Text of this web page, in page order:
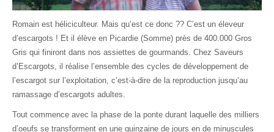
Romain est héliciculteur. Mais qu’est ce donc ?? C’est un éleveur
d’escargots ! Et il élève en Picardie (Somme) près de 400.000 Gros
Gris qui finiront dans nos assiettes de gourmands. Chez Saveurs
d’Escargots, il réalise l’ensemble des cycles de développement de
l’escargot sur l’exploitation, c’est-à-dire de la reproduction jusqu’au
ramassage d’escargots adultes.
Tout commence avec la phase de la ponte durant laquelle des milliers
d’oeufs se transforment en une quinzaine de jours en de minuscules